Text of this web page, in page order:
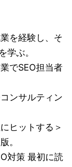
を経験し、そ
学ぶ。
でSEO担当者
ンサルティン
ヒットする＞
。
対策 最初に読